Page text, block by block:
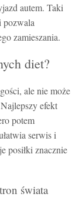
autem. Taki
pozwala
zamieszania.
diet?
ale nie może
efekt
potem
serwis i
posiłki znacznie
świata